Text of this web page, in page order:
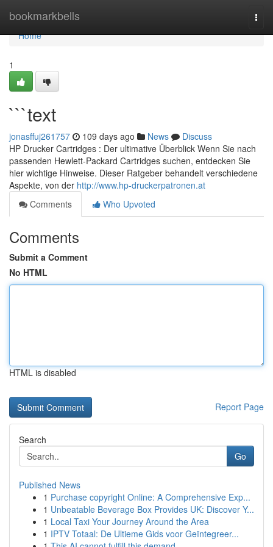
bookmarkbells
Home
Home
1
```text
jonasffuj261757 109 days ago News
Discuss
HP Drucker Cartridges : Der ultimative Überblick Wenn Sie nach
passenden Hewlett-Packard Cartridges suchen, entdecken Sie
hier wichtige Hinweise. Dieser Ratgeber behandelt verschiedene
Aspekte, von der http://www.hp-druckerpatronen.at
Comments
Who Upvoted
Comments
Submit a Comment
No HTML
HTML is disabled
Report Page
Search
Go
Published News
1 Purchase copyright Online: A Comprehensive Exp...
1 Unbeatable Beverage Box Provides UK: Discover Y...
1 Local Taxi Your Journey Around the Area
1 IPTV Totaal: De Ultieme Gids voor Geïntegreer...